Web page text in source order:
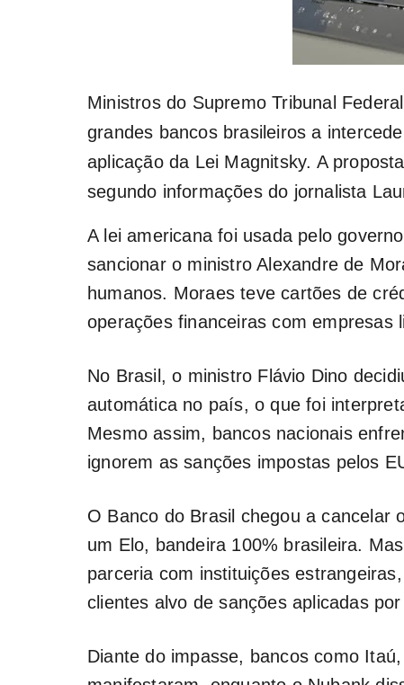
Ministros do Supremo Tribunal
grandes bancos brasileiros a
aplicação da Lei Magnitsky. A
segundo informações do jornalista
A lei americana foi usada pelo
sancionar o ministro Alexandre de
humanos. Moraes teve cartões de
operações financeiras com empresas
No Brasil, o ministro Flávio Dino
automática no país, o que foi
Mesmo assim, bancos nacionais
ignorem as sanções impostas pelos
O Banco do Brasil chegou a cancelar
um Elo, bandeira 100% brasileira.
parceria com instituições
clientes alvo de sanções aplicadas
Diante do impasse, bancos como